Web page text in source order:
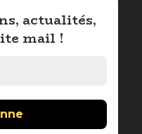
actualités,
mail !